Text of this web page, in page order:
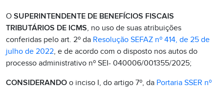
O SUPERINTENDENTE DE BENEFÍCIOS FISCAIS
TRIBUTÁRIOS DE ICMS, no uso de suas atribuições
conferidas pelo art. 2º da Resolução SEFAZ nº 414, de 25 de
julho de 2022, e de acordo com o disposto nos autos do
processo administrativo nº SEI- 040006/001355/2025;
CONSIDERANDO o inciso I, do artigo 7º, da Portaria SSER nº